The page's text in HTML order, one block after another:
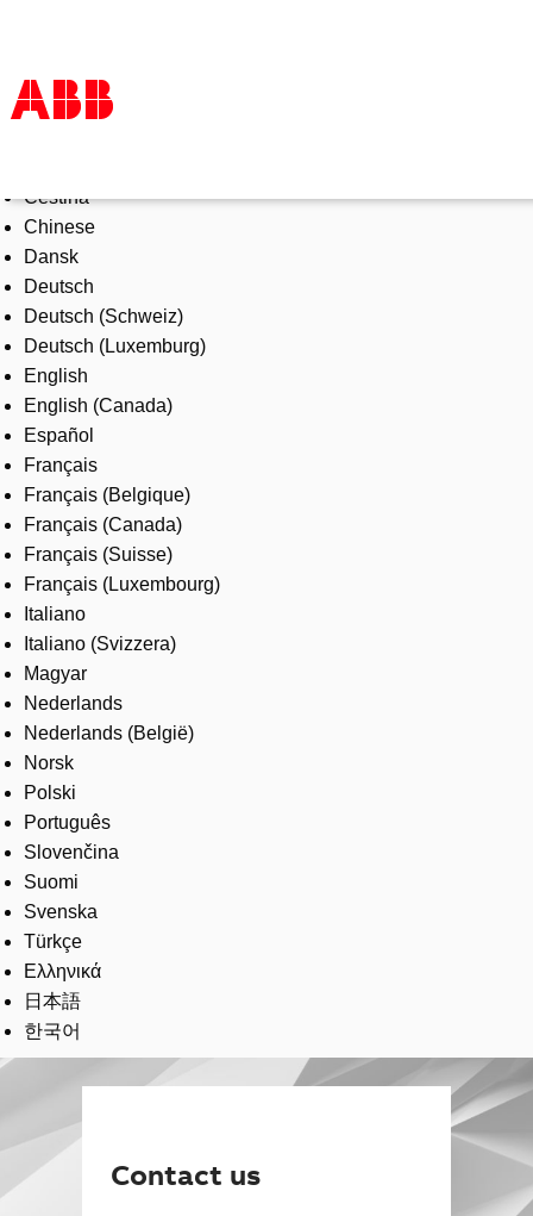
Products & Solutions
Industries
Services
About us
Where to buy
Contact us
Careers
Čeština
Chinese
Dansk
Deutsch
Deutsch (Schweiz)
Deutsch (Luxemburg)
English
English (Canada)
Español
Français
Français (Belgique)
Français (Canada)
Français (Suisse)
Français (Luxembourg)
Italiano
Italiano (Svizzera)
Magyar
Nederlands
Nederlands (België)
Norsk
Polski
Português
Slovenčina
Suomi
Svenska
Türkçe
Ελληνικά
日本語
한국어
Contact us